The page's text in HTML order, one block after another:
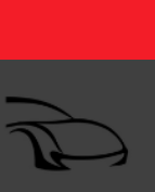
העמוד